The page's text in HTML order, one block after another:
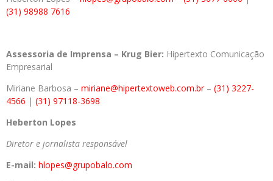
(31) 98988 7616
Assessoria de Imprensa – Krug Bier: Hipertexto Comunicação
Empresarial
Miriane Barbosa – miriane@hipertextoweb.com.br– (31) 3227-
4566 | (31) 97118-3698
Heberton Lopes
Diretor e jornalista responsável
E-mail: hlopes@grupobalo.com